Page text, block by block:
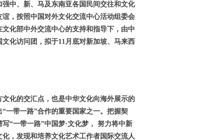
中、新、马及东南亚各国民间交往和文化
，按照中国对外文化交流中心活动组委会
化部中外交流中心的支持和指导下，由中
化访问团，拟于11月底对新加坡、马来西
化的交汇点，也是中华文化向海外展示的
一带一路”合作的重要国家之一。把握契
“一带一路”中国梦·文化梦， 努力将中新
，发现和培养文化艺术工作者国际交流人